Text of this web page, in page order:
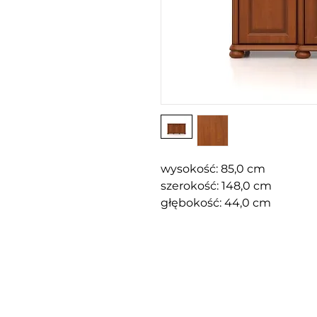
wysokość: 85,0 cm
szerokość: 148,0 cm
głębokość: 44,0 cm